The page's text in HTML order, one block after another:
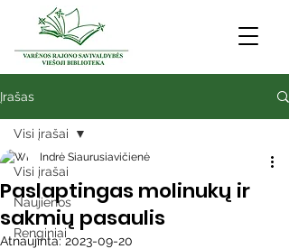
Įrašas
Visi įrašai
Naujienos
Renginiai
Visi įrašai
Paslaptingas molinukų ir
sakmių pasaulis
Indrė Siaurusiavičienė
Atnaujinta:2023-09-20